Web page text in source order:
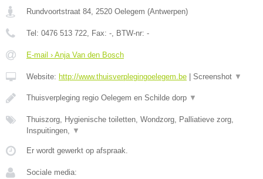
Rundvoortstraat 84, 2520 Oelegem (Antwerpen)
Tel: 0476 513 722, Fax: -, BTW-nr: -
E-mail › Anja Van den Bosch
Website: http://www.thuisverplegingoelegem.be Screenshot ▼
Thuisverpleging regio Oelegem en Schilde dorp ▼
Thuiszorg, Hygienische toiletten, Wondzorg, Palliatieve zorg,
Inspuitingen, ▼
Er wordt gewerkt op afspraak.
Sociale media: